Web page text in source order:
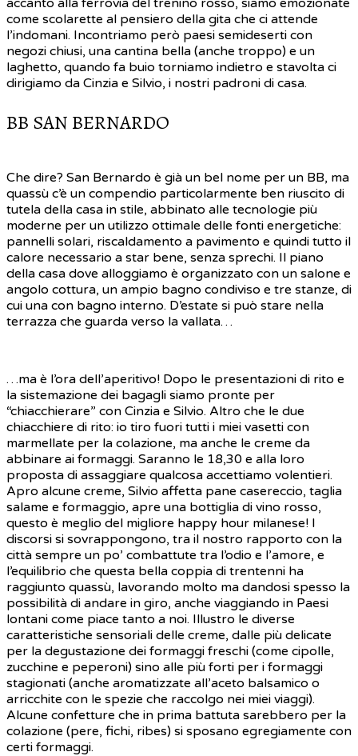
accanto alla ferrovia del trenino rosso, siamo emozionate
come scolarette al pensiero della gita che ci attende
l’indomani. Incontriamo però paesi semideserti con
negozi chiusi, una cantina bella (anche troppo) e un
laghetto, quando fa buio torniamo indietro e stavolta ci
dirigiamo da Cinzia e Silvio, i nostri padroni di casa.
BB SAN BERNARDO
Che dire? San Bernardo è già un bel nome per un BB, ma
quassù c’è un compendio particolarmente ben riuscito di
tutela della casa in stile, abbinato alle tecnologie più
moderne per un utilizzo ottimale delle fonti energetiche:
pannelli solari, riscaldamento a pavimento e quindi tutto il
calore necessario a star bene, senza sprechi. Il piano
della casa dove alloggiamo è organizzato con un salone e
angolo cottura, un ampio bagno condiviso e tre stanze, di
cui una con bagno interno. D’estate si può stare nella
terrazza che guarda verso la vallata…
…ma è l’ora dell’aperitivo! Dopo le presentazioni di rito e
la sistemazione dei bagagli siamo pronte per
“chiacchierare” con Cinzia e Silvio. Altro che le due
chiacchiere di rito: io tiro fuori tutti i miei vasetti con
marmellate per la colazione, ma anche le creme da
abbinare ai formaggi. Saranno le 18,30 e alla loro
proposta di assaggiare qualcosa accettiamo volentieri.
Apro alcune creme, Silvio affetta pane casereccio, taglia
salame e formaggio, apre una bottiglia di vino rosso,
questo è meglio del migliore happy hour milanese! I
discorsi si sovrappongono, tra il nostro rapporto con la
città sempre un po’ combattute tra l’odio e l’amore, e
l’equilibrio che questa bella coppia di trentenni ha
raggiunto quassù, lavorando molto ma dandosi spesso la
possibilità di andare in giro, anche viaggiando in Paesi
lontani come piace tanto a noi. Illustro le diverse
caratteristiche sensoriali delle creme, dalle più delicate
per la degustazione dei formaggi freschi (come cipolle,
zucchine e peperoni) sino alle più forti per i formaggi
stagionati (anche aromatizzate all’aceto balsamico o
arricchite con le spezie che raccolgo nei miei viaggi).
Alcune confetture che in prima battuta sarebbero per la
colazione (pere, fichi, ribes) si sposano egregiamente con
certi formaggi.